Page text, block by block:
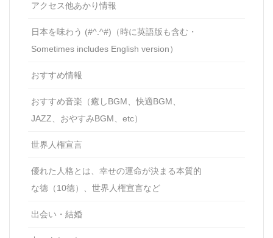
アクセス他あかり情報
日本を味わう (#^.^#)（時に英語版も含む・
Sometimes includes English version）
おすすめ情報
おすすめ音楽（癒しBGM、快適BGM、
JAZZ、おやすみBGM、etc）
世界人権宣言
優れた人格とは、幸せの運命が決まる本質的
な徳（10徳）、世界人権宣言など
出会い・結婚